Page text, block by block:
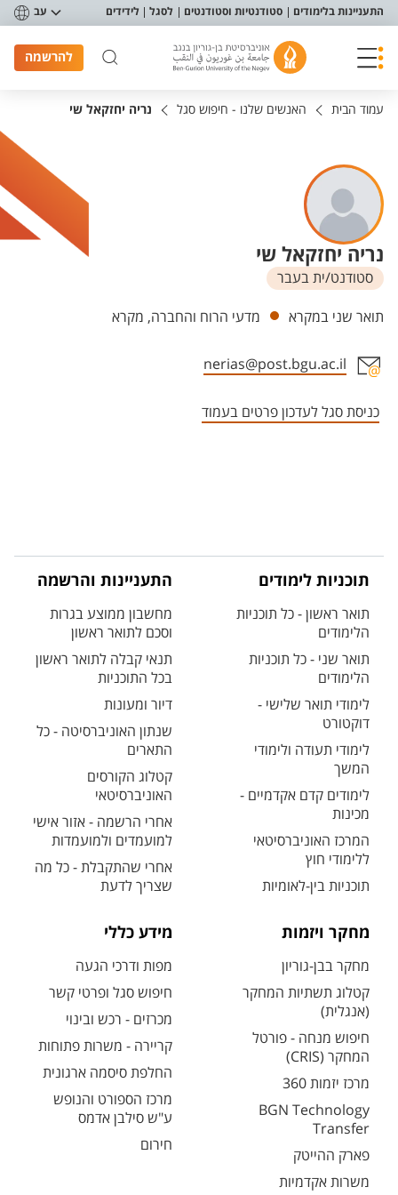
תפריט נגישות
התעניינות בלימודים סטודנטיות וסטודנטים לסגל לידידים עב
להרשמה
עמוד הבית האנשים שלנו - חיפוש סגל נריה יחזקאל שי
נריה יחזקאל שי
סטודנט/ית בעבר
יחידות
תואר שני במקרא מדעי הרוח והחברה, מקרא
nerias@post.bgu.ac.il
כניסת סגל לעדכון פרטים בעמוד
תוכניות לימודים
תואר ראשון - כל תוכניות
הלימודים
תואר שני - כל תוכניות
הלימודים
לימודי תואר שלישי -
דוקטורט
לימודי תעודה ולימודי
המשך
לימודים קדם אקדמיים -
מכינות
המרכז האוניברסיטאי
ללימודי חוץ
תוכניות בין-לאומיות
התעניינות והרשמה
מחשבון ממוצע בגרות
וסכם לתואר ראשון
תנאי קבלה לתואר ראשון
בכל התוכניות
דיור ומעונות
שנתון האוניברסיטה - כל
התארים
קטלוג הקורסים
האוניברסיטאי
אחרי הרשמה - אזור אישי
למועמדים ולמועמדות
אחרי שהתקבלת - כל מה
שצריך לדעת
מחקר ויזמות
מחקר בבן-גוריון
קטלוג תשתיות המחקר
(אנגלית)
חיפוש מנחה - פורטל
המחקר (CRIS)
מרכז יזמות 360
BGN Technology
Transfer
פארק ההייטק
משרות אקדמיות
מידע כללי
מפות ודרכי הגעה
חיפוש סגל ופרטי קשר
מכרזים - רכש ובינוי
קריירה - משרות פתוחות
החלפת סיסמה ארגונית
מרכז הספורט והנופש
ע"ש סילבן אדמס
חירום